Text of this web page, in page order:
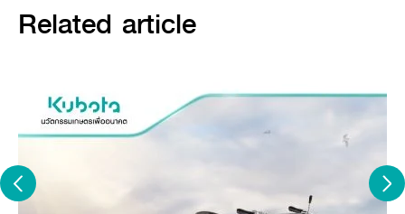
GalleryArticle
Related article